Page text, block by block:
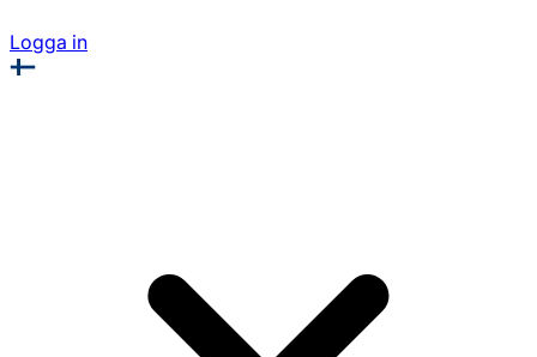
Logga in